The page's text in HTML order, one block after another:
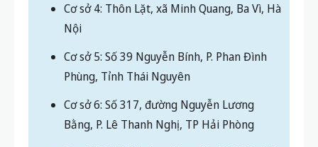
Phùng, Tỉnh Thái Nguyên
Cơ sở 6: Số 317, đường Nguyễn Lương
Bằng, P. Lê Thanh Nghị, TP Hải Phòng
Cơ sở 7: Số 14 đường Thụy Khuê, P. Tây Hồ,
Hà Nội
Cơ sở liên kết: 229A Hai Bà Trưng, P. Lê